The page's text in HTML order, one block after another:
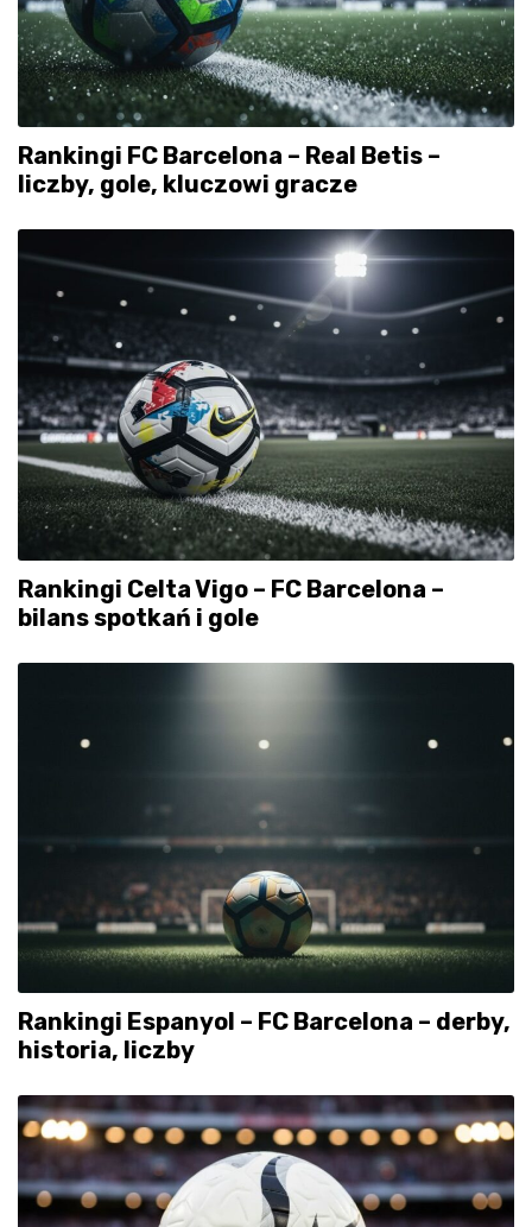
Rankingi FC Barcelona – Real Betis –
liczby, gole, kluczowi gracze
Rankingi Celta Vigo – FC Barcelona –
bilans spotkań i gole
Rankingi Espanyol – FC Barcelona – derby,
historia, liczby